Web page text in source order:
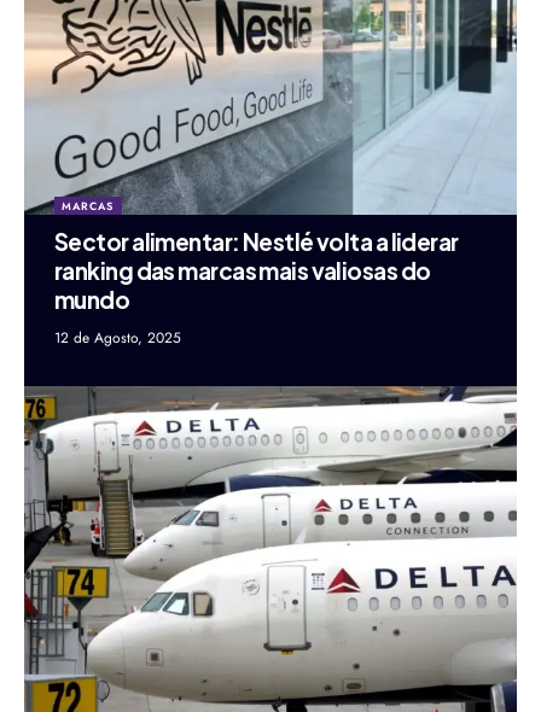
MARCAS
Sector alimentar: Nestlé volta a liderar
ranking das marcas mais valiosas do
mundo
12 de Agosto, 2025